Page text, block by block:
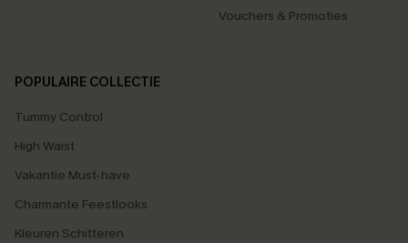
Vouchers & Promoties
POPULAIRE COLLECTIE
Tummy Control
High Waist
Vakantie Must-have
Charmante Feestlooks
Kleuren Schitteren